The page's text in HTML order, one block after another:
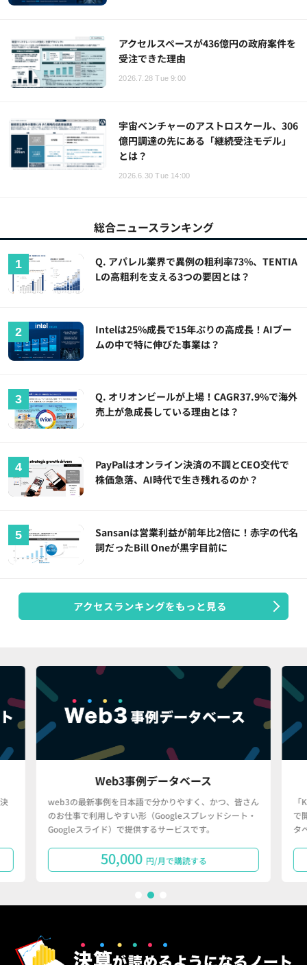
アクセルスペースが436億円の政府案件を
受注できた理由
2026.7.28 Tue 9:00
宇宙ベンチャーのアストロスケール、306
億円調達の先にある「継続受注モデル」
とは？
2026.6.30 Tue 14:00
総合ニュースランキング
Q. アパレル業界で異例の粗利率73%、TENTIA
Lの高粗利を支える3つの要因とは？
Intelは25%成長で15年ぶりの高成長！AIブー
ムの中で特に伸びた事業は？
Q. オリオンビールが上場！CAGR37.9%で海外
売上が急成長している理由とは？
PayPalはオンライン決済の不調とCEO交代で
株価急落、AI時代で生き残れるのか？
Sansanは営業利益が前年比2倍に！赤字の代名
詞だったBill Oneが黒字目前に
アクセスランキングをもっと見る
Web3事例データベース
web3の最新事例を日本語で分かりやすく、かつ、皆さん
のお仕事で利用しやすい形（Googleスプレッドシート・
Googleスライド）で提供するサービスです。
50,000 円/月で購読する
で
タ